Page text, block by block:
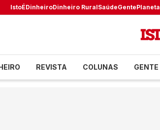
IstoÉDinheiroDinheiro RuralSaúdeGentePlaneta
REVISTA COLUNAS GENTE